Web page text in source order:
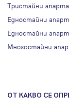
Тристайни
Едностайни
Едностайни
Многостайни
ОТ КАКВО СЕ